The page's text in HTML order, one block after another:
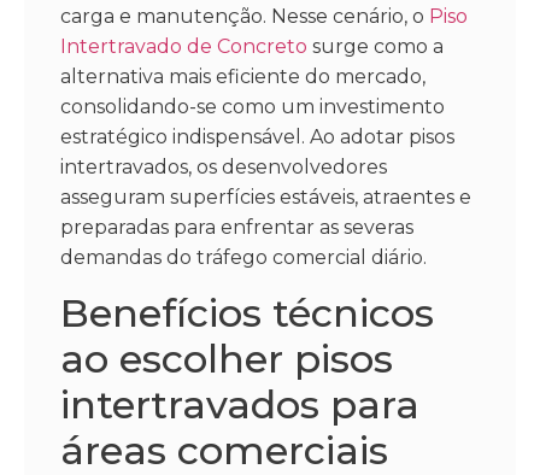
carga e manutenção. Nesse cenário, o Piso
Intertravado de Concreto surge como a
alternativa mais eficiente do mercado,
consolidando-se como um investimento
estratégico indispensável. Ao adotar pisos
intertravados, os desenvolvedores
asseguram superfícies estáveis, atraentes e
preparadas para enfrentar as severas
demandas do tráfego comercial diário.
Benefícios técnicos
ao escolher pisos
intertravados para
áreas comerciais